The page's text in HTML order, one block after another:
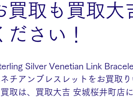
買取も買取大
さい！
Silver Venetian Link
チアンブレスレットをお買取
取は、買取大吉 安城桜井町店